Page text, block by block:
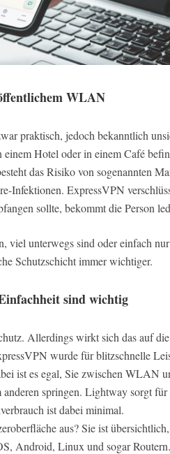
WLAN
praktisch, jedoch bekanntlich
einem Hotel oder in einem Café
das Risiko von sogenannten
Infektionen. ExpressVPN
sollte, bekommt die Person
viel unterwegs sind oder einfach
Schutzschicht immer wichtiger.
sind wichtig
Allerdings wirkt sich das auf
wurde für blitzschnelle
ist es egal, Sie zwischen WLAN
anderen springen. Lightway sorgt
ist dabei minimal.
aus? Sie ist
Android, Linux und sogar